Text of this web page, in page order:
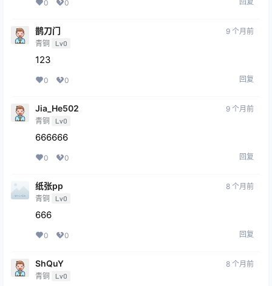
0 0
鹊刀门
青铜 Lv0
9 个月前
123
0 0 回复
Jia_He502
青铜 Lv0
9 个月前
666666
0 0 回复
纸张pp
青铜 Lv0
8 个月前
666
0 0 回复
ShQuY
青铜 Lv0
8 个月前